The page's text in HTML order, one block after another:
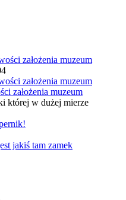
założenia muzeum
której w dużej mierze
jakiś tam zamek